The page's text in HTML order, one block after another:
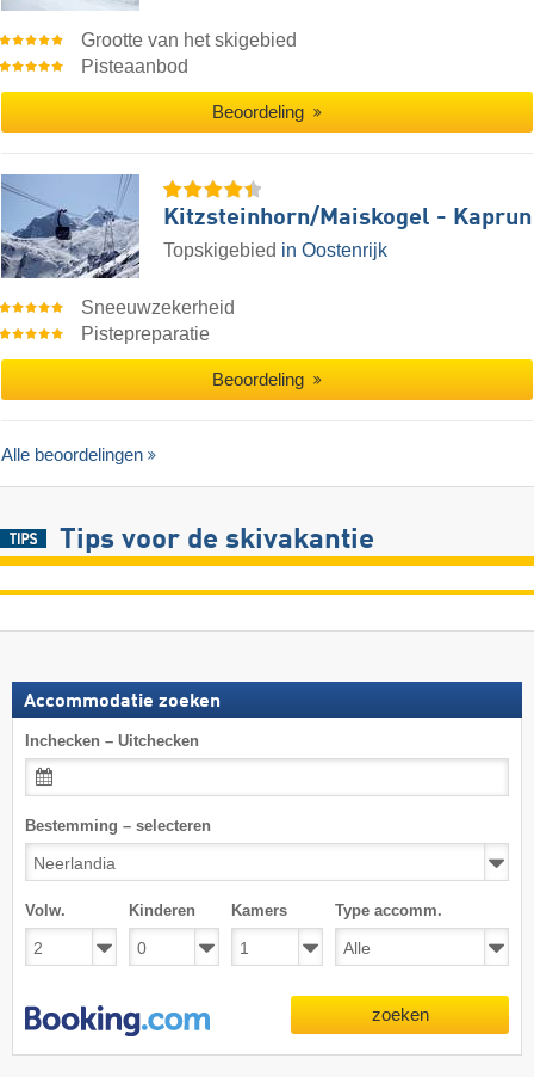
Grootte van het skigebied
Pisteaanbod
Beoordeling
Kitzsteinhorn/​Maiskogel - Kaprun
Topskigebied in Oostenrijk
Sneeuwzekerheid
Pistepreparatie
Beoordeling
Alle beoordelingen
Tips voor de skivakantie
Accommodatie zoeken
Inchecken – Uitchecken
Bestemming – selecteren
Volw. Kinderen Kamers Type accomm.
zoeken